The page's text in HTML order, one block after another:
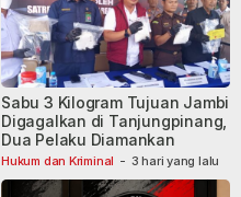
Hukum dan Kriminal - 3 hari yang lalu
Sabu 3 Kilogram Tujuan Jambi
Digagalkan di Tanjungpinang,
Dua Pelaku Diamankan